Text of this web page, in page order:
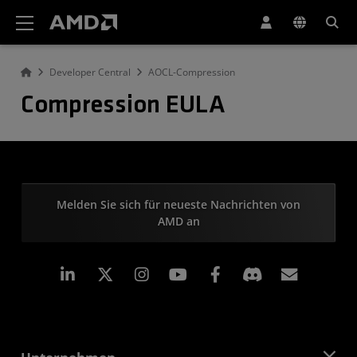
Developer Central AOCL-Compression
Compression EULA
Melden Sie sich für neueste Nachrichten von
AMD an
LinkedIn Instagram Facebook